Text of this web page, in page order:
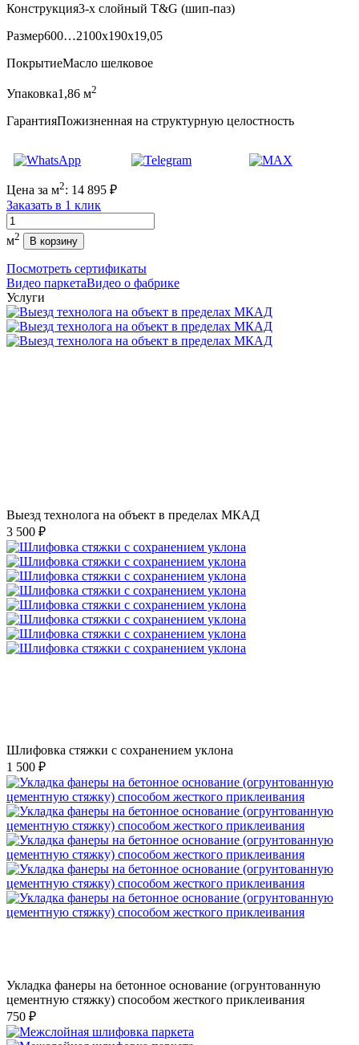
Конструкция3-х слойный T&G (шип-паз)
Размер600…2100x190x19,05
ПокрытиеМасло шелковое
Упаковка1,86 м2
ГарантияПожизненная на структурную целостность
Цена за м2: 14 895 ₽
Заказать в 1 клик
Количество
м2 В корзину
Посмотреть сертификаты
Видео паркетаВидео о фабрике
Услуги
Выезд технолога на объект в пределах МКАД
3 500 ₽
Шлифовка стяжки с сохранением уклона
1 500 ₽
Укладка фанеры на бетонное основание (огрунтованную
цементную стяжку) способом жесткого приклеивания
750 ₽